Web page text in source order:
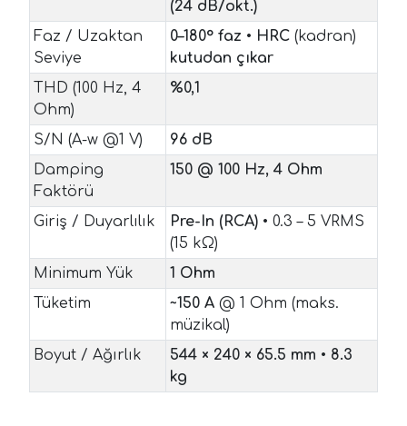
(24 dB/okt.)
Faz / Uzaktan
Seviye
0–180° faz • HRC (kadran)
kutudan çıkar
THD (100 Hz, 4
Ohm)
%0,1
S/N (A-w @1 V)
96 dB
Damping
Faktörü
150 @ 100 Hz, 4 Ohm
Giriş / Duyarlılık Pre-In (RCA) • 0.3 – 5 VRMS
(15 kΩ)
Minimum Yük
1 Ohm
Tüketim
~150 A @ 1 Ohm (maks.
müzikal)
Boyut / Ağırlık
544 × 240 × 65.5 mm • 8.3
kg